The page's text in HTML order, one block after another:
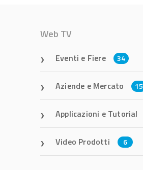
Web TV
Eventi e Fiere 34
Aziende e Mercato 15
Applicazioni e Tutorial
Video Prodotti 6